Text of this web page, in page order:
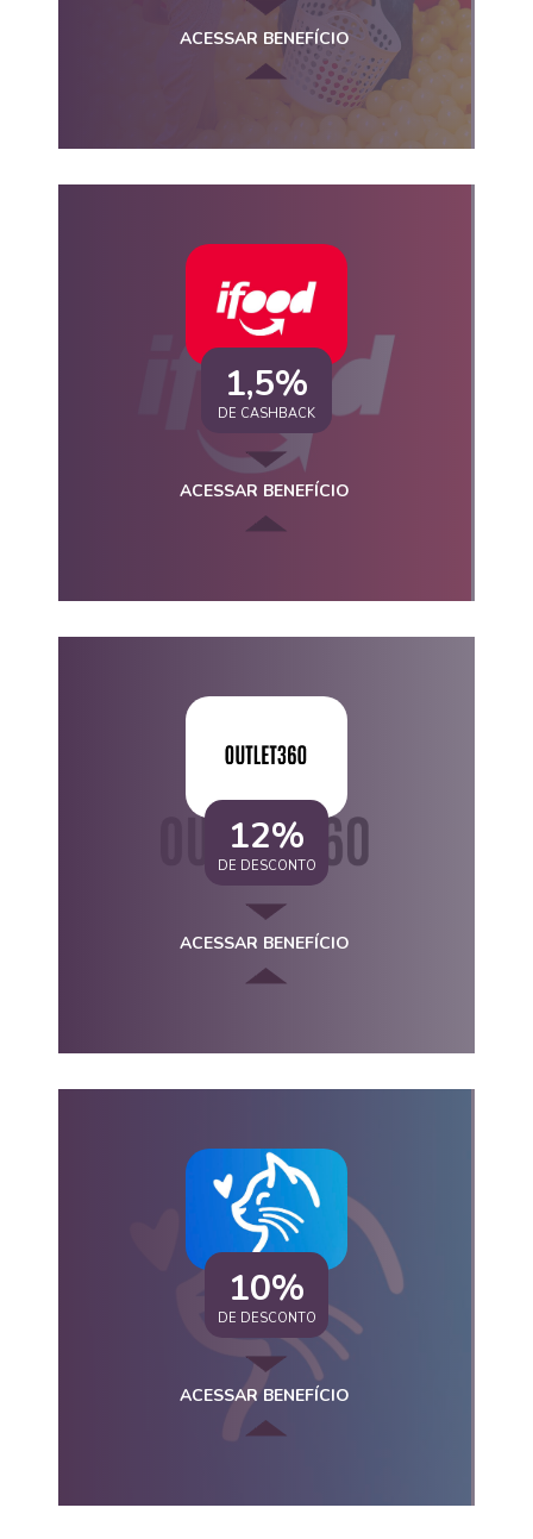
ACESSAR BENEFÍCIO
1,5%
DE CASHBACK
ACESSAR BENEFÍCIO
12%
DE DESCONTO
ACESSAR BENEFÍCIO
10%
DE DESCONTO
ACESSAR BENEFÍCIO